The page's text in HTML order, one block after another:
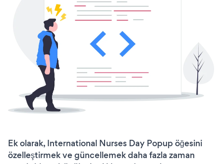
Ek olarak, International Nurses Day Popup öğesini
özelleştirmek ve güncellemek daha fazla zaman